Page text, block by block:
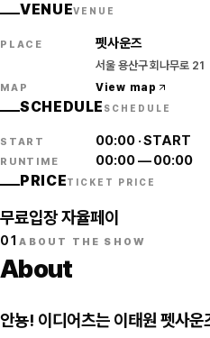
VENUEVENUE
PLACE 펫사운즈
서울 용산구 회나무로 21
MAP View map
SCHEDULE SCHEDULE
START 00:00·START
RUNTIME 00:00—00:00
PRICETICKET PRICE
무료입장 자율페이
01ABOUT THE SHOW
About
안뇽! 이디어츠는 이태원 펫사